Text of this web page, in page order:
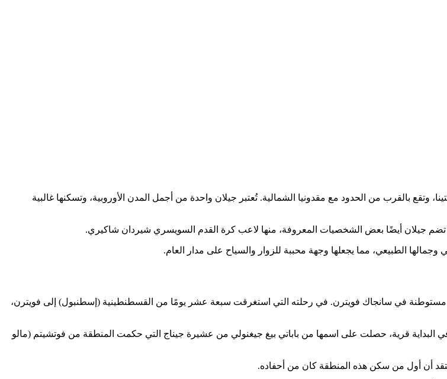
والتي تبعد مسافة 70 كيلومترًا عن العاصمة برشتينا، وتقع بالقرب من الحدود مع مقدونيا الشمالية. تُعتبر جيلان واحدة من أجمل المدن الأوروبية، وتسكنها غالبية
وجمالها الطبيعي، مما يجعلها وجهة محببة للزوار والسياح على مدار العام.
كانت مستوطنة في سانجاك فويترن. في رحلته التي استغرقت سبعة عشر يومًا من القسطنطينية (إسطنبول) إلى فويترن،
في البداية قرية، حصلت على اسمها من باباتي بيغ جيغنولي من عشيرة جيناج التي حكمت المنطقة من فوتشيتم (مالو
أن أول من سكن هذه المنطقة كان من أحفاده.